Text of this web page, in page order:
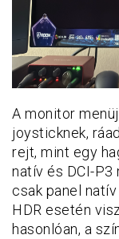
A monitor
joysticknek,
rejt, mint egy
natív és DCI-
csak panel
HDR esetén
hasonlóan, a